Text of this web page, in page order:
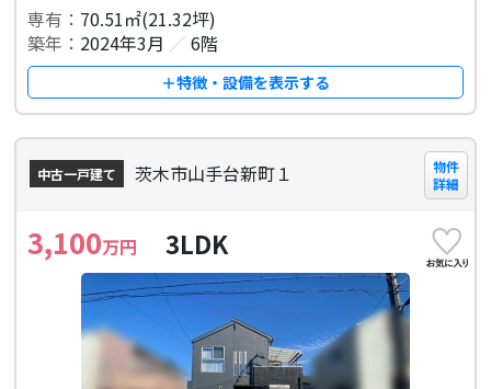
専有： 70.51㎡(21.32坪)
築年： 2024年3月 ／ 6階
＋特徴・設備を表示する
中古一戸建て 茨木市山手台新町１
物件
詳細
3,100万円 3LDK